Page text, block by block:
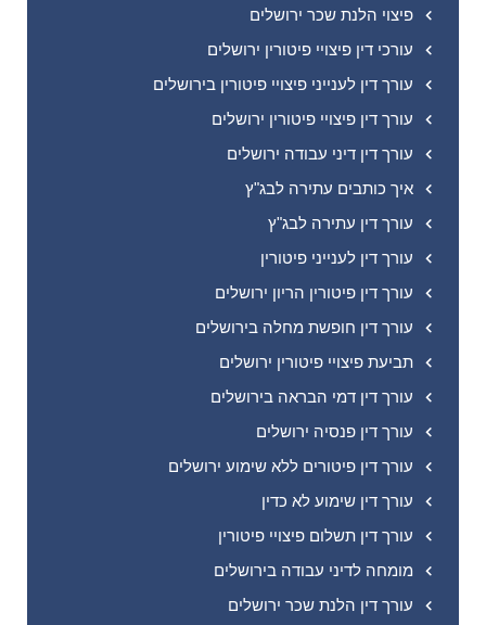
פיצוי הלנת שכר ירושלים
עורכי דין פיצויי פיטורין ירושלים
עורך דין לענייני פיצויי פיטורין בירושלים
עורך דין פיצויי פיטורין ירושלים
עורך דין דיני עבודה ירושלים
איך כותבים עתירה לבג"ץ
עורך דין עתירה לבג"ץ
עורך דין לענייני פיטורין
עורך דין פיטורין הריון ירושלים
עורך דין חופשת מחלה בירושלים
תביעת פיצויי פיטורין ירושלים
עורך דין דמי הבראה בירושלים
עורך דין פנסיה ירושלים
עורך דין פיטורים ללא שימוע ירושלים
עורך דין שימוע לא כדין
עורך דין תשלום פיצויי פיטורין
מומחה לדיני עבודה בירושלים
עורך דין הלנת שכר ירושלים